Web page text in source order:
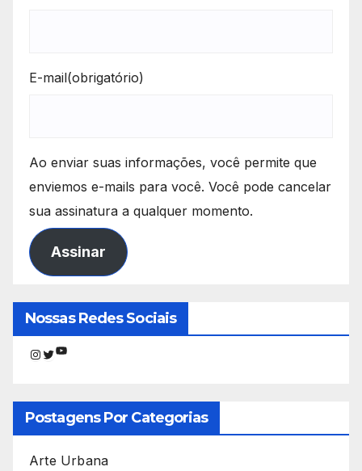
E-mail(obrigatório)
Ao enviar suas informações, você permite que
enviemos e-mails para você. Você pode cancelar
sua assinatura a qualquer momento.
Assinar
Nossas Redes Sociais
Instagram
Twitter
Youtube
Postagens Por Categorias
Arte Urbana